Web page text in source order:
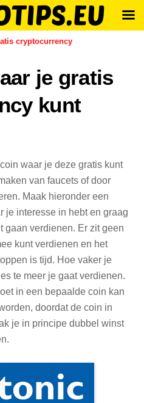
cryptocurrency
je gratis
kunt
waar je deze gratis kunt
van faucets of door
Maak hieronder een
je interesse in hebt en graag
gaan verdienen. Er zit geen
kunt verdienen en het
is tijd. Hoe vaker je
te meer je gaat verdienen.
in een bepaalde coin kan
doordat de coin in
je in principe dubbel winst